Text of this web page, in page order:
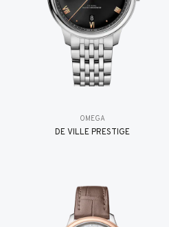
OMEGA
DE VILLE PRESTIGE